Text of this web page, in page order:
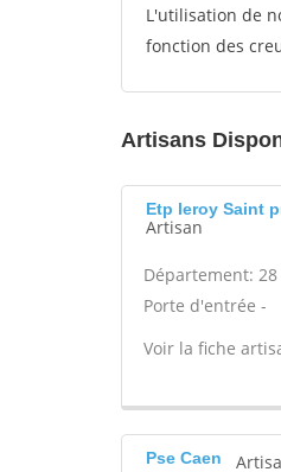
L'utilisation de
fonction des
Artisans
Etp leroy Saint
Artisan
Département: 28
Porte d'entrée -
Voir la fiche
Pse Caen